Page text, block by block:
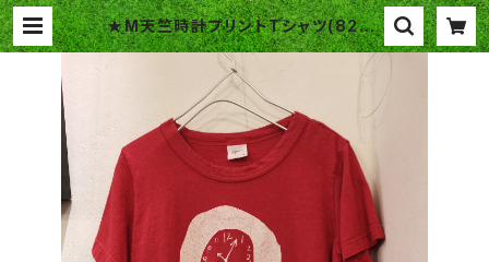
★M天竺時計プリントTシャツ(8223
C012) GRIN グリン | Blue Ga
rden Plus